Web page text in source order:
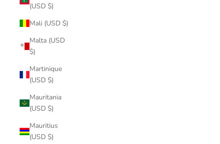
(USD $)
Mali (USD $)
Malta (USD
$)
Martinique
(USD $)
Mauritania
(USD $)
Mauritius
(USD $)